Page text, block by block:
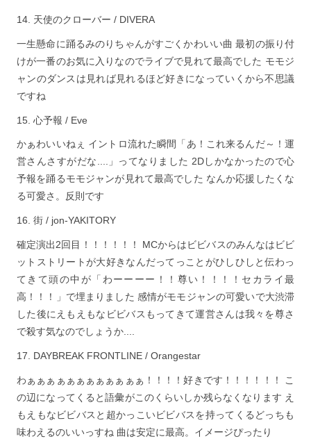
天使のクローバー / DIVERA
一生懸命に踊るみのりちゃんがすごくかわいい曲 最初の振り付
けが一番のお気に入りなのでライブで見れて最高でした モモジ
ャンのダンスは見れば見れるほど好きになっていくから不思議
ですね
心予報 / Eve
かぁわいいねぇ イントロ流れた瞬間「あ！これ来るんだ～！運
営さんさすがだな....」ってなりました 2Dしかなかったので心
予報を踊るモモジャンが見れて最高でした なんか応援したくな
る可愛さ。反則です
街 / jon-YAKITORY
確定演出2回目！！！！！！ MCからはビビバスのみんなはビビ
ットストリートが大好きなんだってっことがひしひしと伝わっ
てきて頭の中が「わーーーー！！尊い！！！！セカライ最
高！！！」で埋まりました 感情がモモジャンの可愛いで大渋滞
した後にえもえもなビビバスもってきて運営さんは我々を尊さ
で殺す気なのでしょうか....
DAYBREAK FRONTLINE / Orangestar
わぁぁぁぁぁぁぁぁぁぁぁぁ！！！！好きです！！！！！！ こ
の辺になってくると語彙がこのくらいしか残らなくなります え
もえもなビビバスと超かっこいビビバスを持ってくるどっちも
味わえるのいいっすね 曲は安定に最高。イメージぴったり